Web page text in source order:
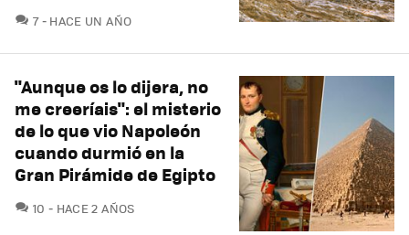
7COMENTARIOS
HACE UN AÑO
"Aunque os lo dijera, no
me creeríais": el misterio
de lo que vio Napoleón
cuando durmió en la
Gran Pirámide de Egipto
10 COMENTARIOS
HACE 2 AÑOS